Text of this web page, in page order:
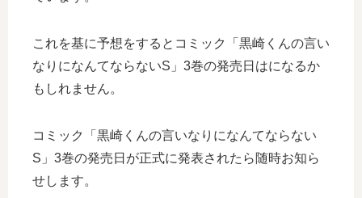
これを基に予想をするとコミック「黒崎くんの言い
なりになんてならないS」3巻の発売日はになるか
もしれません。
コミック「黒崎くんの言いなりになんてならない
S」3巻の発売日が正式に発表されたら随時お知ら
せします。